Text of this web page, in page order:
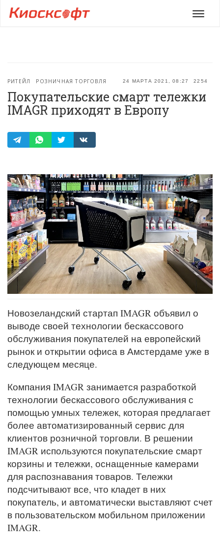
Меню
24 МАРТА 2021, 08:27 2254
РИТЕЙЛ РОЗНИЧНАЯ ТОРГОВЛЯ
Покупательские смарт тележки
IMAGR приходят в Европу
Новозеландский стартап IMAGR объявил о
выводе своей технологии бескассового
обслуживания покупателей на европейский
рынок и открытии офиса в Амстердаме уже в
следующем месяце.
Компания IMAGR занимается разработкой
технологии бескассового обслуживания с
помощью умных тележек, которая предлагает
более автоматизированный сервис для
клиентов розничной торговли. В решении
IMAGR используются покупательские смарт
корзины и тележки, оснащенные камерами
для распознавания товаров. Тележки
подсчитывают все, что кладет в них
покупатель, и автоматически выставляют счет
в пользовательском мобильном приложении
IMAGR.